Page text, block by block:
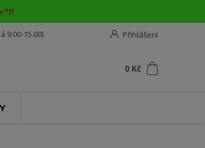
Přihlášení
9:00-15.00)
0 Kč